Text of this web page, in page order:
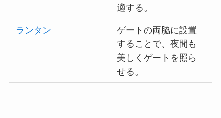
適する。
ランタン
ゲートの両脇に設置
することで、夜間も
美しくゲートを照ら
せる。